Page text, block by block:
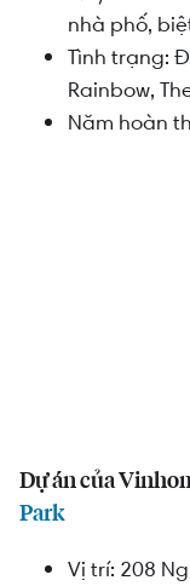
nhà phố,
Tình trạng:
Rainbow,
Năm hoàn
Dự án của
Park
Vị trí: 208